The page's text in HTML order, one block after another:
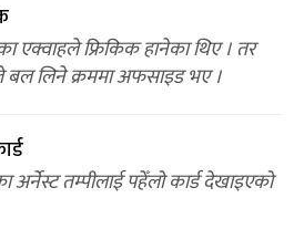
एक्वाहले फ्रिकिक हानेका थिए । तर
लिने क्रममा अफसाइड भए ।
अर्नेस्ट तम्पीलाई पहेँलो कार्ड देखाइएको